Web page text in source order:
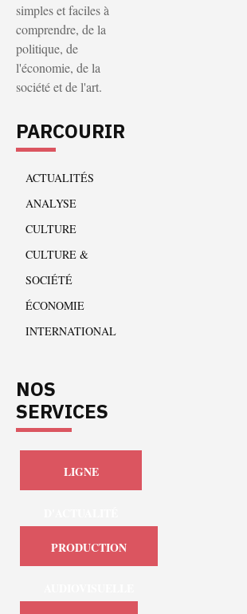
simples et faciles à
comprendre, de la
politique, de
l'économie, de la
société et de l'art.
PARCOURIR
ACTUALITÉS
ANALYSE
CULTURE
CULTURE &
SOCIÉTÉ
ÉCONOMIE
INTERNATIONAL
NOS
SERVICES
LIGNE
PRODUCTION